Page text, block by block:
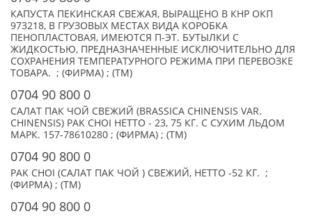
КАПУСТА ПЕКИНСКАЯ СВЕЖАЯ, ВЫРАЩЕНО В КНР ОКП
973218, В ГРУЗОВЫХ МЕСТАХ ВИДА КОРОБКА
ПЕНОПЛАСТОВАЯ, ИМЕЮТСЯ П-ЭТ. БУТЫЛКИ С
ЖИДКОСТЬЮ, ПРЕДНАЗНАЧЕННЫЕ ИСКЛЮЧИТЕЛЬНО ДЛЯ
СОХРАНЕНИЯ ТЕМПЕРАТУРНОГО РЕЖИМА ПРИ ПЕРЕВОЗКЕ
ТОВАРА. ; (ФИРМА) ; (TM)
0704 90 800 0
САЛАТ ПАК ЧОЙ СВЕЖИЙ (BRASSICA CHINENSIS VAR.
CHINENSIS) PAK CHOI НЕТТО - 23, 75 КГ. С СУХИМ ЛЬДОМ
МАРК. 157-78610280 ; (ФИРМА) ; (TM)
0704 90 800 0
PAK CHOI (САЛАТ ПАК ЧОЙ ) СВЕЖИЙ, НЕТТО -52 КГ. ;
(ФИРМА) ; (TM)
0704 90 800 0